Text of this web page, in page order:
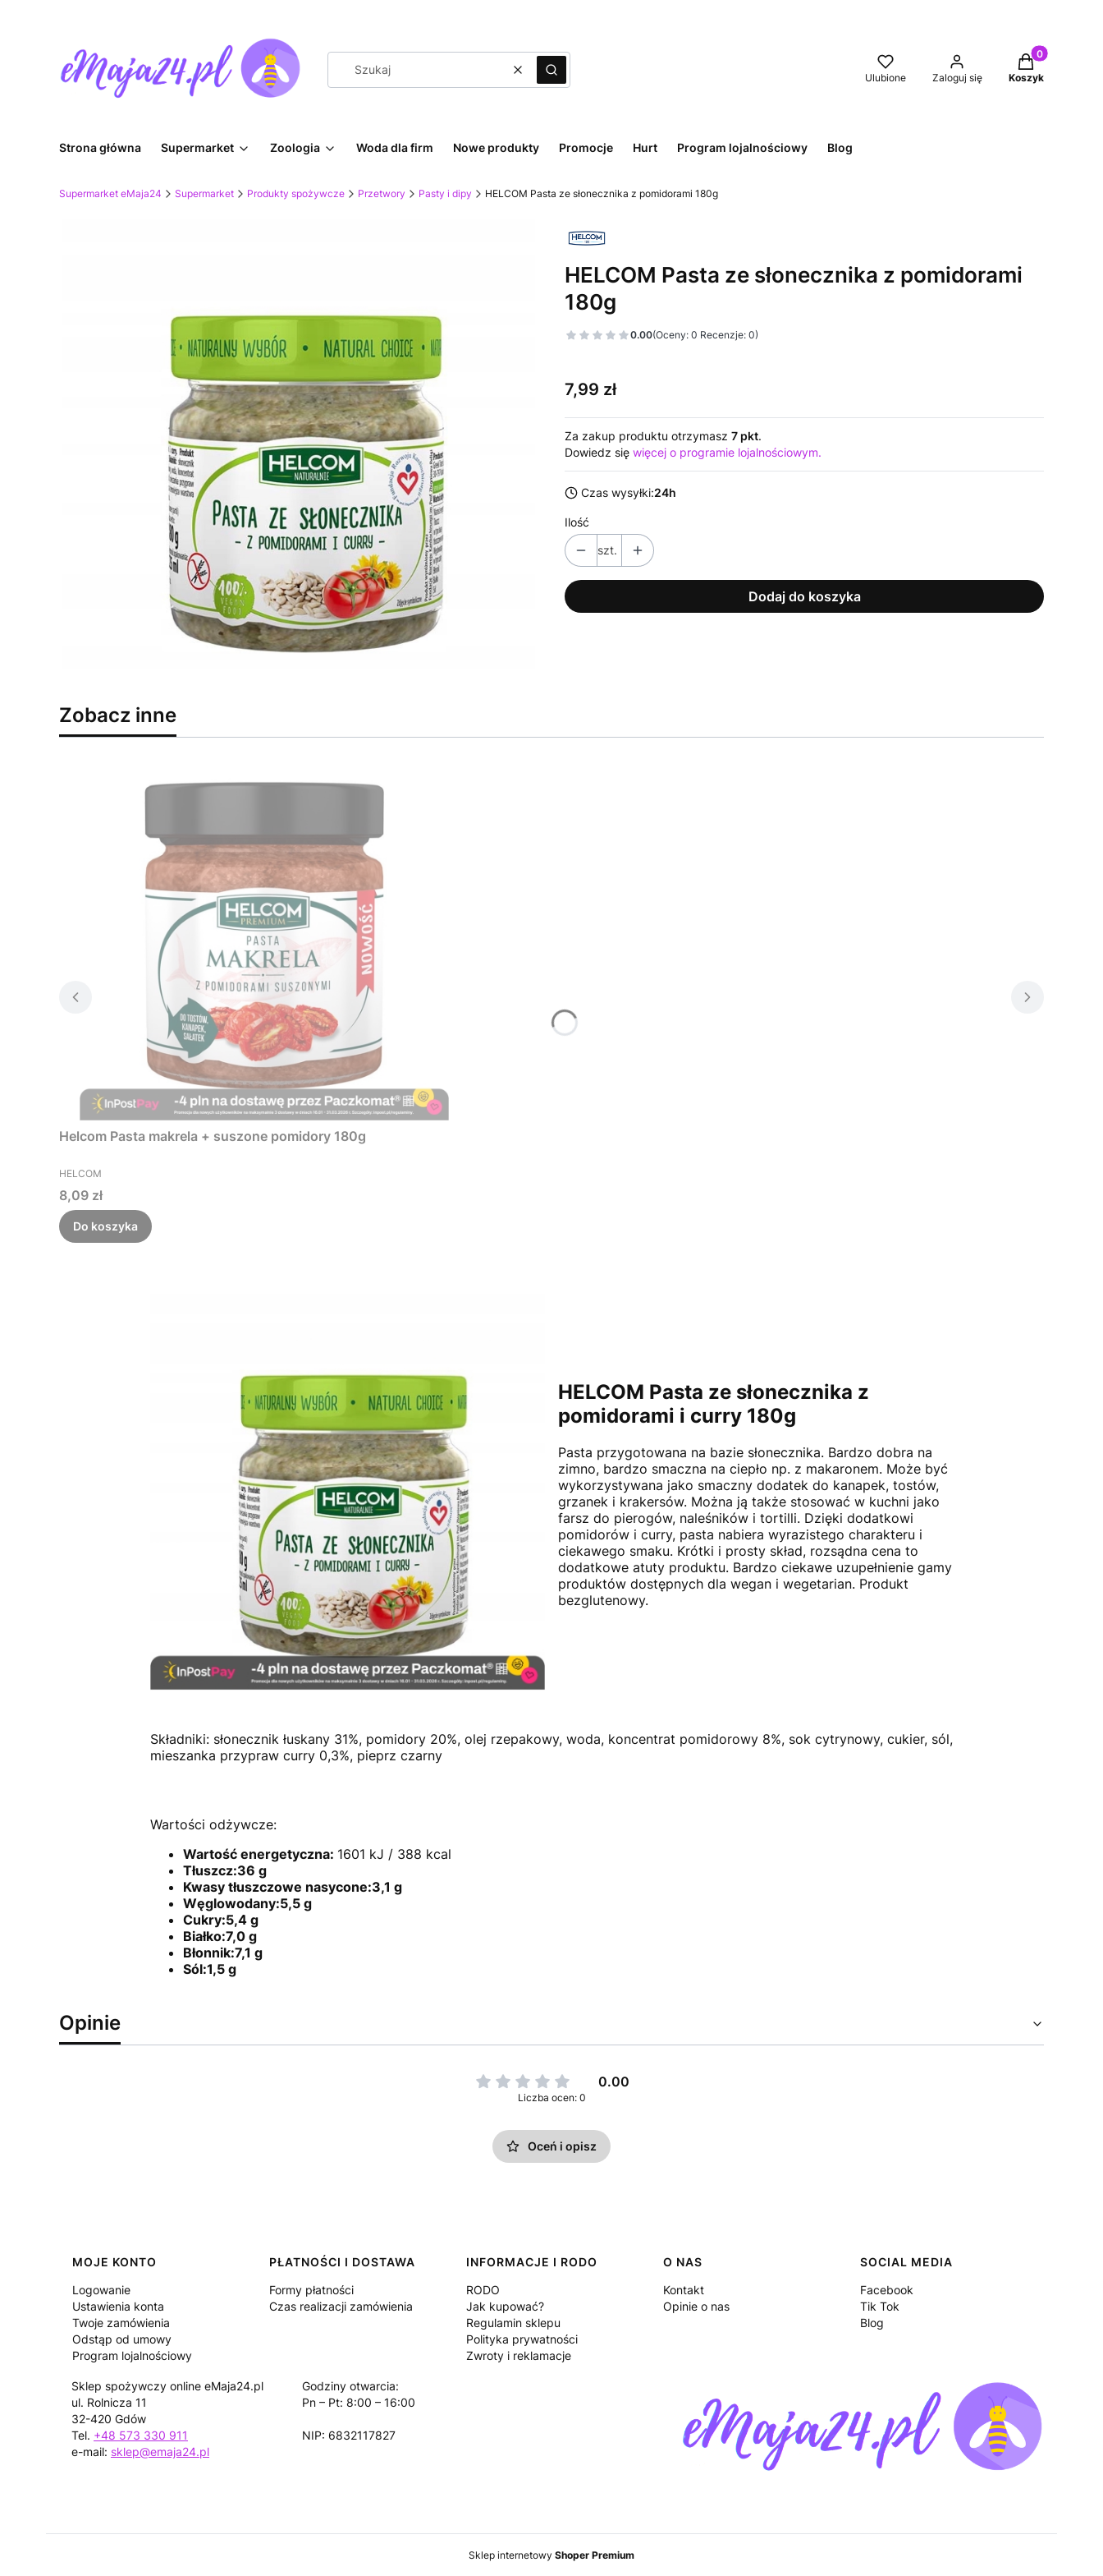
WyczyśćSzukaj Ulubione Zaloguj się
Produkty w
Koszyk
Strona główna Supermarket Zoologia Woda dla firm Nowe produkty Promocje Hurt Program lojalnościowy Blog
Supermarket eMaja24 Supermarket Produkty spożywcze Przetwory Pasty i dipy HELCOM Pasta ze słonecznika z pomidorami 180g
HELCOM Pasta ze słonecznika z pomidorami
180g
0.00(Oceny: 0 Recenzje: 0)
Cena
7,99 zł
Za zakup produktu otrzymasz 7 pkt.
Dowiedz się więcej o programie lojalnościowym.
Czas wysyłki:24h
Ilość
szt.
Dodaj do koszyka
Zobacz inne
Helcom Pasta makrela + suszone pomidory 180g
PRODUCENT
HELCOM
Cena
8,09 zł
Do koszyka
HELCOM Pasta ze słonecznika z
pomidorami i curry 180g
Pasta przygotowana na bazie słonecznika. Bardzo dobra na
zimno, bardzo smaczna na ciepło np. z makaronem. Może być
wykorzystywana jako smaczny dodatek do kanapek, tostów,
grzanek i krakersów. Można ją także stosować w kuchni jako
farsz do pierogów, naleśników i tortilli. Dzięki dodatkowi
pomidorów i curry, pasta nabiera wyrazistego charakteru i
ciekawego smaku. Krótki i prosty skład, rozsądna cena to
dodatkowe atuty produktu. Bardzo ciekawe uzupełnienie gamy
produktów dostępnych dla wegan i wegetarian. Produkt
bezglutenowy.
Składniki: słonecznik łuskany 31%, pomidory 20%, olej rzepakowy, woda, koncentrat pomidorowy 8%, sok cytrynowy, cukier, sól,
mieszanka przypraw curry 0,3%, pieprz czarny
Wartości odżywcze:
Wartość energetyczna: 1601 kJ / 388 kcal
Tłuszcz:36 g
Kwasy tłuszczowe nasycone:3,1 g
Węglowodany:5,5 g
Cukry:5,4 g
Białko:7,0 g
Błonnik:7,1 g
Sól:1,5 g
Opinie
0.00
Liczba ocen: 0
Oceń i opisz
Linki w stopce
MOJE KONTO
Logowanie
Ustawienia konta
Twoje zamówienia
Odstąp od umowy
Program lojalnościowy
PŁATNOŚCI I DOSTAWA
Formy płatności
Czas realizacji zamówienia
INFORMACJE I RODO
RODO
Jak kupować?
Regulamin sklepu
Polityka prywatności
Zwroty i reklamacje
O NAS
Kontakt
Opinie o nas
SOCIAL MEDIA
Facebook
Tik Tok
Blog
Sklep spożywczy online eMaja24.pl
ul. Rolnicza 11
32-420 Gdów
Tel. +48 573 330 911
e-mail: sklep@emaja24.pl
Godziny otwarcia:
Pn – Pt: 8:00 – 16:00
NIP: 6832117827
Sklep internetowy Shoper Premium